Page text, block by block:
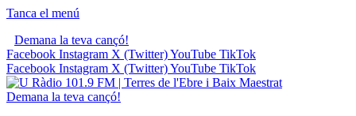
Tanca el menú
Demana la teva cançó!
Facebook Instagram X (Twitter)YouTube TikTok
Facebook Instagram X (Twitter)YouTube TikTok
Demana la teva cançó!